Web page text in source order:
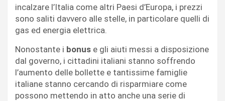
incalzare l’Italia come altri Paesi d’Europa, i prezzi
sono saliti davvero alle stelle, in particolare quelli di
gas ed energia elettrica.
Nonostante i bonus e gli aiuti messi a disposizione
dal governo, i cittadini italiani stanno soffrendo
l’aumento delle bollette e tantissime famiglie
italiane stanno cercando di risparmiare come
possono mettendo in atto anche una serie di